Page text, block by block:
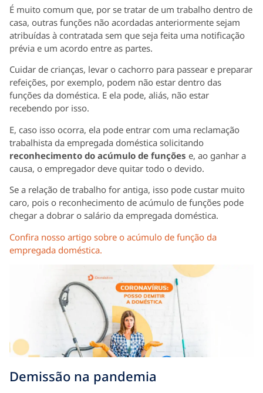
É muito comum que, por se tratar de um trabalho dentro de
casa, outras funções não acordadas anteriormente sejam
atribuídas à contratada sem que seja feita uma notificação
prévia e um acordo entre as partes.
Cuidar de crianças, levar o cachorro para passear e preparar
refeições, por exemplo, podem não estar dentro das
funções da doméstica. E ela pode, aliás, não estar
recebendo por isso.
E, caso isso ocorra, ela pode entrar com uma reclamação
trabalhista da empregada doméstica solicitando
reconhecimento do acúmulo de funções e, ao ganhar a
causa, o empregador deve quitar todo o devido.
Se a relação de trabalho for antiga, isso pode custar muito
caro, pois o reconhecimento de acúmulo de funções pode
chegar a dobrar o salário da empregada doméstica.
Confira nosso artigo sobre o acúmulo de função da
empregada doméstica.
Demissão na pandemia